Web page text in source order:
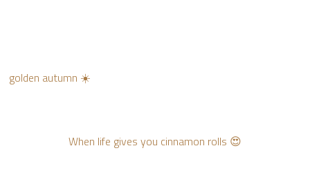
golden autumn ☀️
When life gives you cinnamon rolls 😍